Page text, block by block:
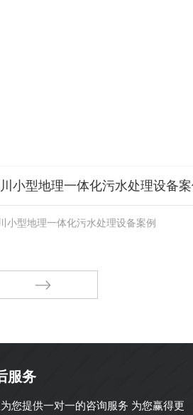
小型地理一体化污水处理设备案
小型地理一体化污水处理设备案例
服务
您提供一对一的咨询服务 为您赢得更